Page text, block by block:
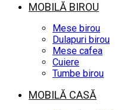
MOBILĂ BIROU
Mese birou
Dulapuri birou
Mese cafea
Cuiere
Tumbe birou
MOBILĂ CASĂ